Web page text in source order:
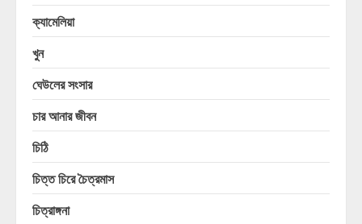
ক্যামেলিয়া
খুন
ঘেউলের সংসার
চার আনার জীবন
চিঠি
চিত্ত চিরে চৈত্রমাস
চিত্রাঙ্গনা